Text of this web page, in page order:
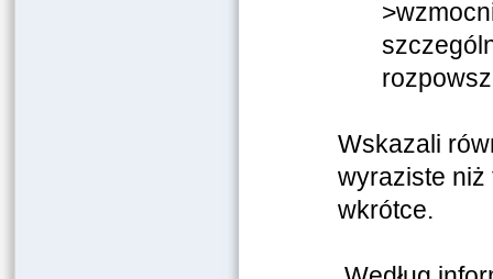
Wskazali
wyraziste niż
wkrótce.